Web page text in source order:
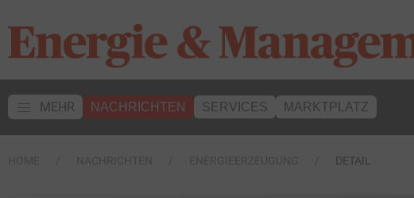
MEHR NACHRICHTEN SERVICES MARKTPLATZ
DETAIL